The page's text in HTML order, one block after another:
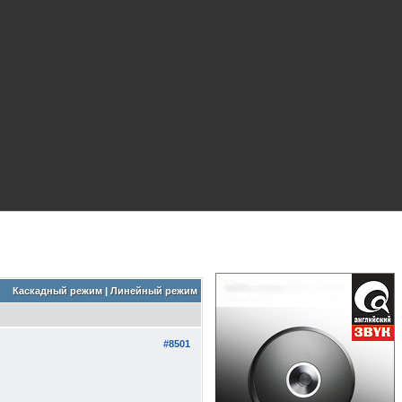
Каскадный режим| Линейный режим
#8501